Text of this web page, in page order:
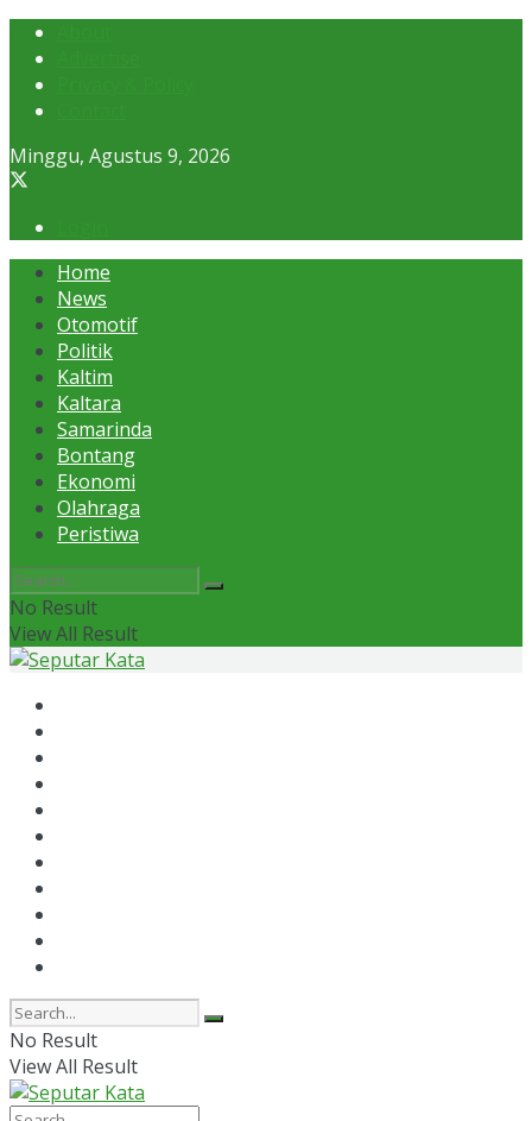
Minggu, Agustus 9, 2026
Home
News
Otomotif
Politik
Kaltim
Kaltara
Samarinda
Bontang
Ekonomi
Olahraga
Peristiwa
No Result
View All Result
No Result
View All Result